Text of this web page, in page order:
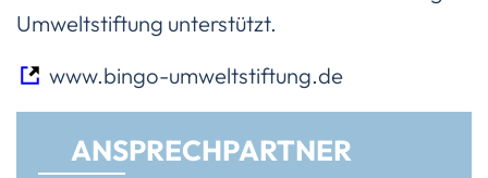
Umweltstiftung unterstützt.
www.bingo-umweltstiftung.de
AN­SPRECH­PART­NER